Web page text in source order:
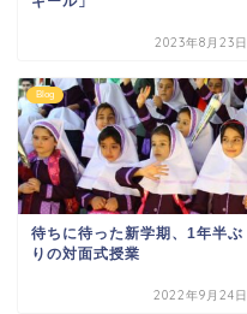
2023年8月23日
Blog
待ちに待った新学期、1年半ぶ
りの対面式授業
2022年9月24日